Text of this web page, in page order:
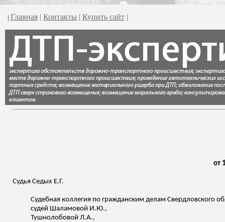
| Главная | Контакты | Купить сайт |
от
Судья Седых Е.Г.
Судебная коллегия по гражданским делам Свердловского
судей Шаламовой И.Ю.,
Тушнолобовой Л.А.,